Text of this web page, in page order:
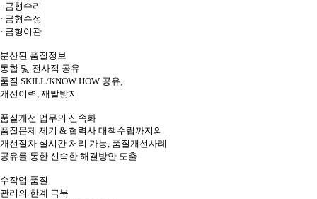
· 금형수리
· 금형수정
· 금형이관
분산된 품질정보
통합 및 전사적 공유
품질 SKILL/KNOW HOW 공유,
개선이력, 재발방지
품질개선 업무의 신속화
품질문제 제기 & 협력사 대책수립까지의
개선절차 실시간 처리 가능, 품질개선사례
공유를 통한 신속한 해결방안 도출
수작업 품질
관리의 한계 극복